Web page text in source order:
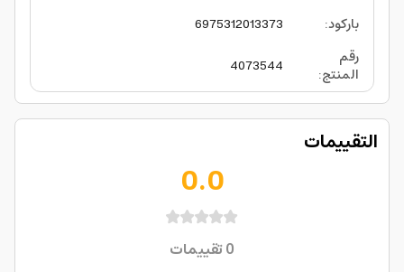
باركود:
6975312013373
رقم
المنتج:
4073544
التقييمات
0.0
0تقييمات